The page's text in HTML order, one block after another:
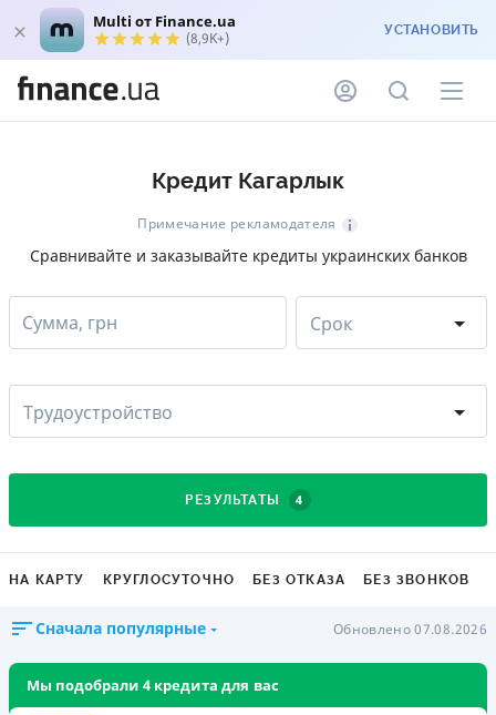
Multi от Finance.ua
(8,9K+) УСТАНОВИТЬ
Кредит Кагарлык
Примечание рекламодателя
Сравнивайте и заказывайте кредиты украинских банков
Сумма, грн Срок
Трудоустройство
РЕЗУЛЬТАТЫ 4
НА КАРТУ КРУГЛОСУТОЧНО БЕЗ ОТКАЗА БЕЗ ЗВОНКОВ
Сначала популярные Обновлено 07.08.2026
Мы подобрали 4 кредита для вас